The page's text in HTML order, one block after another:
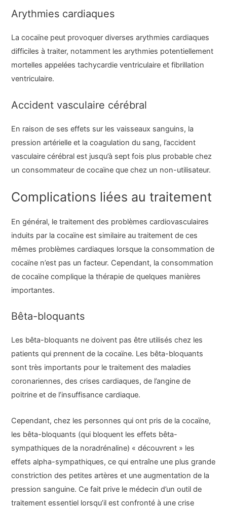
Arythmies cardiaques
La cocaïne peut provoquer diverses arythmies cardiaques
difficiles à traiter, notamment les arythmies potentiellement
mortelles appelées tachycardie ventriculaire et fibrillation
ventriculaire.
Accident vasculaire cérébral
En raison de ses effets sur les vaisseaux sanguins, la
pression artérielle et la coagulation du sang, l’accident
vasculaire cérébral est jusqu’à sept fois plus probable chez
un consommateur de cocaïne que chez un non-utilisateur.
Complications liées au traitement
En général, le traitement des problèmes cardiovasculaires
induits par la cocaïne est similaire au traitement de ces
mêmes problèmes cardiaques lorsque la consommation de
cocaïne n’est pas un facteur. Cependant, la consommation
de cocaïne complique la thérapie de quelques manières
importantes.
Bêta-bloquants
Les bêta-bloquants ne doivent pas être utilisés chez les
patients qui prennent de la cocaïne. Les bêta-bloquants
sont très importants pour le traitement des maladies
coronariennes, des crises cardiaques, de l’angine de
poitrine et de l’insuffisance cardiaque.
Cependant, chez les personnes qui ont pris de la cocaïne,
les bêta-bloquants (qui bloquent les effets bêta-
sympathiques de la noradrénaline) « découvrent » les
effets alpha-sympathiques, ce qui entraîne une plus grande
constriction des petites artères et une augmentation de la
pression sanguine. Ce fait prive le médecin d’un outil de
traitement essentiel lorsqu’il est confronté à une crise